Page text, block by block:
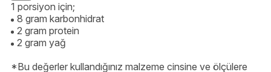
1 porsiyon için;
8 gram karbonhidrat
2 gram protein
2 gram yağ
*Bu değerler kullandığınız malzeme cinsine ve ölçülere